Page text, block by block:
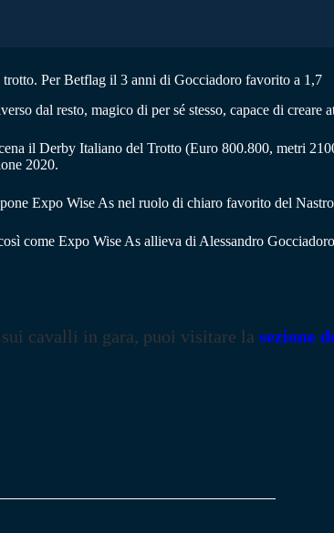
Per Betflag il 3 anni di Gocciadoro favorito a 1,7
dal resto, magico di per sé stesso, capace di creare
il Derby Italiano del Trotto (Euro 800.800, metri
2020.
Expo Wise As nel ruolo di chiaro favorito del
come Expo Wise As allieva di Alessandro
sui cavalli in gara, puoi visitare la sezione